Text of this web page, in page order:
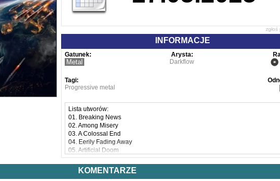
INFORMACJE
Gatunek:
Metal
Arysta:
Darkflow
Tagi:
Progressive metal
Lista utworów:
01. Breaking News
02. Among Misery
03. A Colossal End
04. Eerily Fading Away
05. Artificial Doom
06. Imminent End
07. Draining All Hope
08. The Last Symphony
KOMENTARZE